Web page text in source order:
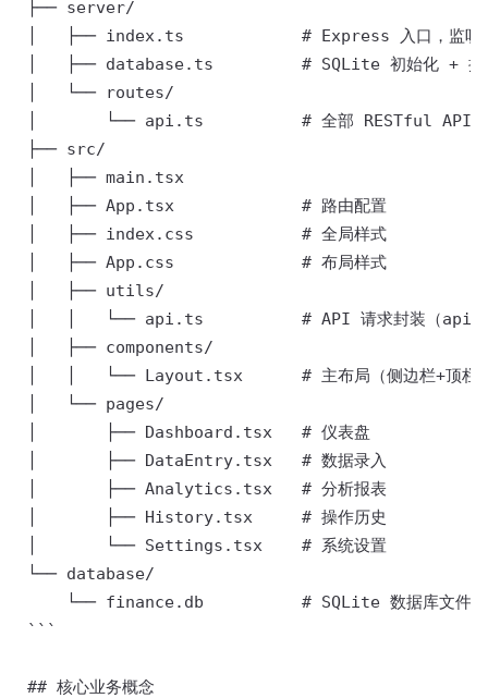
├── server/
│   ├── index.ts            # Express 入口，监听
│   ├── database.ts         # SQLite 初始化 + 操
│   └── routes/
│       └── api.ts          # 全部 RESTful API
├── src/
│   ├── main.tsx
│   ├── App.tsx             # 路由配置
│   ├── index.css           # 全局样式
│   ├── App.css             # 布局样式
│   ├── utils/
│   │   └── api.ts          # API 请求封装（
│   ├── components/
│   │   └── Layout.tsx      # 主布局（侧边栏+顶栏+
│   └── pages/
│       ├── Dashboard.tsx   # 仪表盘
│       ├── DataEntry.tsx   # 数据录入
│       ├── Analytics.tsx   # 分析报表
│       ├── History.tsx     # 操作历史
│       └── Settings.tsx    # 系统设置
└── database/
     └── finance.db          # SQLite 数据库文件
```
## 核心业务概念